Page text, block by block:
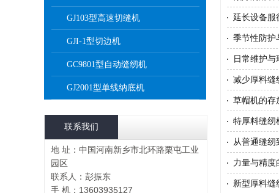
GJ103型高速切缝机
GJI-1型切边机
GC9801型自动缝纫机
GJ2001型单线纳底机
联系我们
地 址：中国河南新乡市北环路栗屯工业
园区
联系人：彭振东
手 机：13603935127
延长设备服
季节性防护
日常维护
减少厚料缝
草帽机的存
特厚料缝纫
从普通缝
力量与精度
新型厚料缝